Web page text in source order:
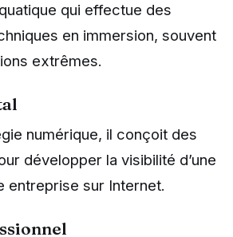
qui effectue des
en immersion, souvent
extrêmes.
numérique, il conçoit des
développer la visibilité d’une
entreprise sur Internet.